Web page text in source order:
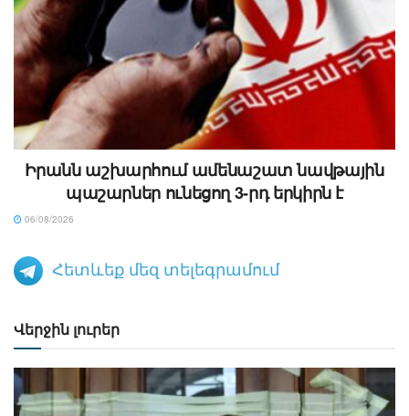
Իրանն աշխարհում ամենաշատ նավթային
պաշարներ ունեցող 3-րդ երկիրն է
06/08/2026
Հետևեք մեզ տելեգրամում
Վերջին լուրեր